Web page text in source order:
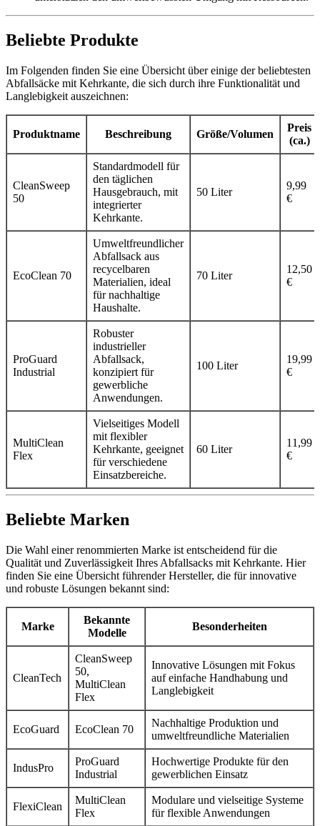
Beliebte Produkte
Im Folgenden finden Sie eine Übersicht über einige der beliebtesten
Abfallsäcke mit Kehrkante, die sich durch ihre Funktionalität und
Langlebigkeit auszeichnen:
Produktname Beschreibung Größe/Volumen
Preis
(ca.)
CleanSweep
50
Standardmodell für
den täglichen
Hausgebrauch, mit
integrierter
Kehrkante.
50 Liter
9,99
€
EcoClean 70
Umweltfreundlicher
Abfallsack aus
recycelbaren
Materialien, ideal
für nachhaltige
Haushalte.
70 Liter
12,50
€
ProGuard
Industrial
Robuster
industrieller
Abfallsack,
konzipiert für
gewerbliche
Anwendungen.
100 Liter
19,99
€
MultiClean
Flex
Vielseitiges Modell
mit flexibler
Kehrkante, geeignet
für verschiedene
Einsatzbereiche.
60 Liter
11,99
€
Beliebte Marken
Die Wahl einer renommierten Marke ist entscheidend für die
Qualität und Zuverlässigkeit Ihres Abfallsacks mit Kehrkante. Hier
finden Sie eine Übersicht führender Hersteller, die für innovative
und robuste Lösungen bekannt sind:
Marke
Bekannte
Modelle
Besonderheiten
CleanTech
CleanSweep
50,
MultiClean
Flex
Innovative Lösungen mit Fokus
auf einfache Handhabung und
Langlebigkeit
EcoGuard EcoClean 70
Nachhaltige Produktion und
umweltfreundliche Materialien
IndusPro
ProGuard
Industrial
Hochwertige Produkte für den
gewerblichen Einsatz
FlexiClean
MultiClean
Flex
Modulare und vielseitige Systeme
für flexible Anwendungen